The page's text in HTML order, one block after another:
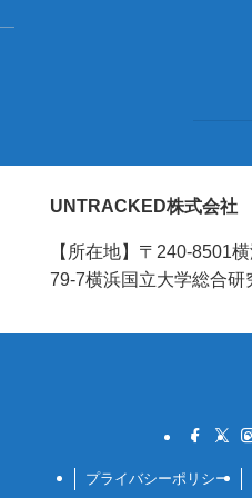
UNTRACKED株式会社
【所在地】〒240-8501
79-7横浜国立大学総合研
プライバシーポリシー